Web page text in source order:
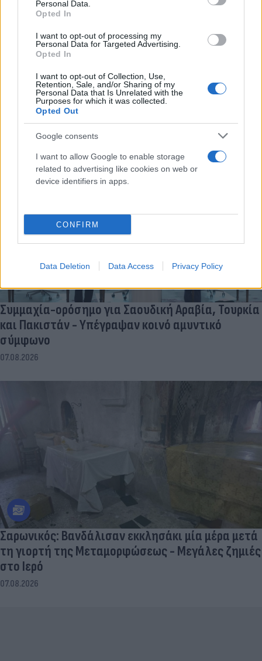
Personal Data.
Opted In
I want to opt-out of processing my
Personal Data for Targeted Advertising.
Opted In
I want to opt-out of Collection, Use,
Retention, Sale, and/or Sharing of my
Personal Data that Is Unrelated with the
Purposes for which it was collected.
Opted Out
Google consents
I want to allow Google to enable storage
related to advertising like cookies on web or
device identifiers in apps.
CONFIRM
Data Deletion Data Access Privacy Policy
Ερυθρός Σταυρός: «Κατέβασε» το βίντεο για τη
ζωή του 26χρονου Αφγανού μετά τη δολοφονία
στην Κυψέλη
07.08.2026
Συμμαχία-ορόσημο για Σαουδική Αραβία, Τουρκία
και Πακιστάν - Υπέγραψαν κοινό αμυντικό
σύμφωνο
07.08.2026
Σαρωνικός: Βανδάλισαν εκκλησάκι μία μέρα μετά
τη γιορτή της Μεταμορφώσεως - Μεγάλες ζημιές
στο Ιερό
07.08.2026